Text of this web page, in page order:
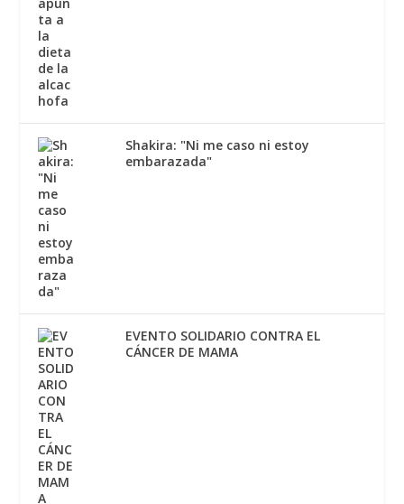
Shakira: "Ni me caso ni estoy
embarazada"
EVENTO SOLIDARIO CONTRA EL
CÁNCER DE MAMA